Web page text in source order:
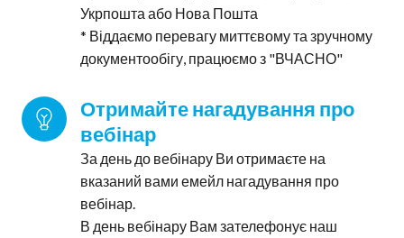
Укрпошта або Нова Пошта
* Віддаємо перевагу миттєвому та зручному
документообігу, працюємо з "ВЧАСНО"
Отримайте нагадування про
вебінар
За день до вебінару Ви отримаєте на
вказаний вами емейл нагадування про
вебінар.
В день вебінару Вам зателефонує наш